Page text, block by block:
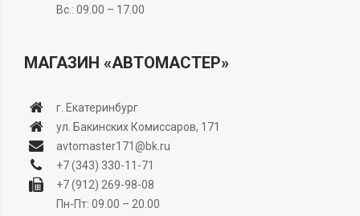
Вс.: 09.00 – 17.00
МАГАЗИН «АВТОМАСТЕР»
г. Екатеринбург
ул. Бакинских Комиссаров, 171
avtomaster171@bk.ru
+7 (343) 330-11-71
+7 (912) 269-98-08
Пн-Пт: 09.00 – 20.00